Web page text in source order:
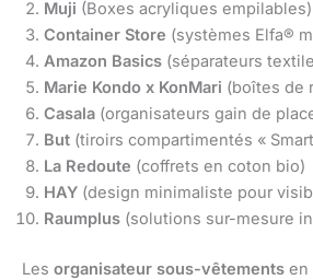
Muji (Boxes acryliques empilables)
Container Store (systèmes Elfa®
Amazon Basics (séparateurs
Marie Kondo x KonMari (boîtes de
Casala (organisateurs gain de
But (tiroirs compartimentés «
La Redoute (coffrets en coton bio)
HAY (design minimaliste pour
Raumplus (solutions sur-mesure
Les organisateur sous-vêtements en